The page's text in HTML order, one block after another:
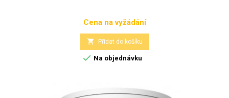
Cena
Cena na vyžádání
 Přidat do košíku
 Na objednávku